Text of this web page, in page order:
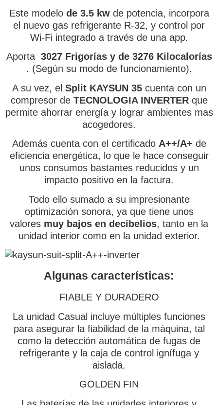
Este modelo de 3.5 kw de potencia, incorpora
el nuevo gas refrigerante R-32, y control por
Wi-Fi integrado a través de una app.
Aporta 3027 Frigorías y de 3276 Kilocalorías
. (Según su modo de funcionamiento).
A su vez, el Split KAYSUN 35 cuenta con un
compresor de TECNOLOGIA INVERTERque
permite ahorrar energía y lograr ambientes mas
acogedores.
Además cuenta con el certificado A++/A+ de
eficiencia energética, lo que le hace conseguir
unos consumos bastantes reducidos y un
impacto positivo en la factura.
Todo ello sumado a su impresionante
optimización sonora, ya que tiene unos
valores muy bajos en decibelios, tanto en la
unidad interior como en la unidad exterior.
Algunas características:
FIABLE Y DURADERO
La unidad Casual incluye múltiples funciones
para asegurar la fiabilidad de la máquina, tal
como la detección automática de fugas de
refrigerante y la caja de control ignífuga y
aislada.
GOLDEN FIN